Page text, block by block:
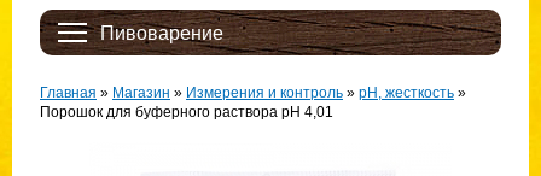
Пивоварение
Главная » Магазин » Измерения и контроль » pH, жесткость »
Порошок для буферного раствора pH 4,01